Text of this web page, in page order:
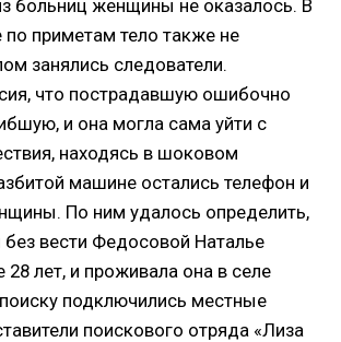
больниц женщины не оказалось. В
приметам тело также не
занялись следователи.
что пострадавшую ошибочно
и она могла сама уйти с
находясь в шоковом
машине остались телефон и
По ним удалось определить,
вести Федосовой Наталье
28 лет, и проживала она в селе
подключились местные
поискового отряда «Лиза